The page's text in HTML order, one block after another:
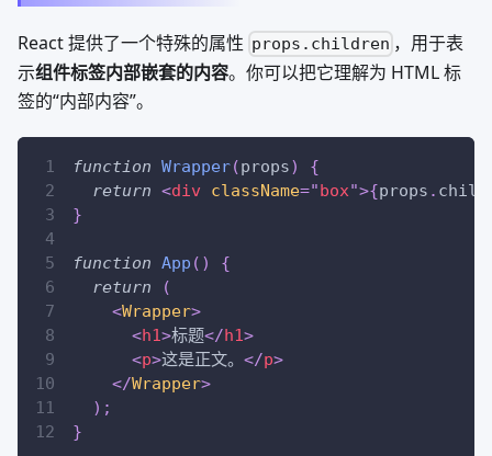
React 提供了一个特殊的属性 props.children ，用于表
示组件标签内部嵌套的内容。你可以把它理解为 HTML 标
签的“内部内容”。
function Wrapper(props)
{
return <div className="box">{props .
}
function App ( )
{
return
(
<Wrapper>
<h1>标题</h1>
<p>这是正文。 </p>
</Wrapper>
) ;
}